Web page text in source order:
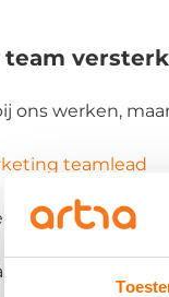
ons werken,
teamlead
een kop koffie
het team waar